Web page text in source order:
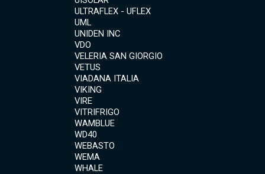
ULTRAFLEX - UFLEX
UML
UNIDEN INC
VDO
VELERIA SAN GIORGIO
VETUS
VIADANA ITALIA
VIKING
VIRE
VITRIFRIGO
WAMBLUE
WD40
WEBASTO
WEMA
WHALE